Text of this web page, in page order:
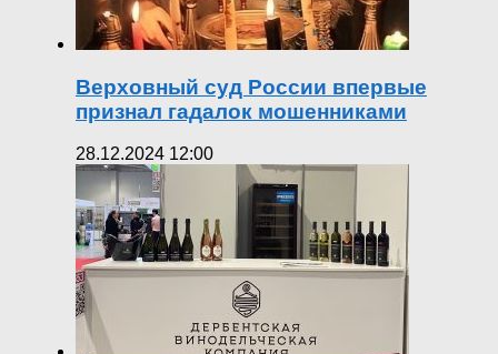
Верховный суд России впервые
признал гадалок мошенниками
28.12.2024 12:00